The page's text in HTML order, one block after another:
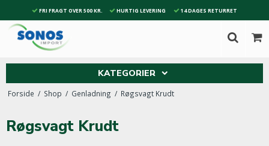
FRI FRAGT OVER 500 KR. HURTIG LEVERING 14 DAGES RETURRET
KATEGORIER
Forside / Shop / Genladning / Røgsvagt Krudt
Røgsvagt Krudt